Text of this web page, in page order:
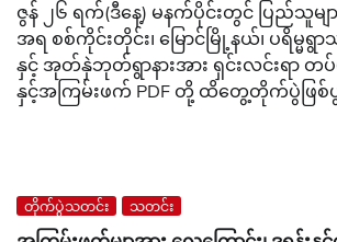
ဇွန် ၂၆ ရက်(ဒီနေ့) မနက်ပိုင်းတွင် ပြည်သူမျ
အရ စစ်ကိုင်းတိုင်း၊ မြောင်မြို့နယ်၊ ပရိမ္မရွာ
နှင့် အုတ်နှဲဘုတ်ရွာနားအား ရှင်းလင်းရာ တပ်
နှင့်အကြမ်းဖက် PDF တို့ ထိတွေ့တိုက်ပွဲဖြစ်ပွာ
တိုက်ပွဲသတင်း သတင်း